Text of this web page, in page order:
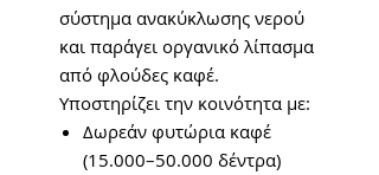
σύστημα ανακύκλωσης νερού
και παράγει οργανικό λίπασμα
από φλούδες καφέ.
Υποστηρίζει την κοινότητα με:
Δωρεάν φυτώρια καφέ
(15.000–50.000 δέντρα)